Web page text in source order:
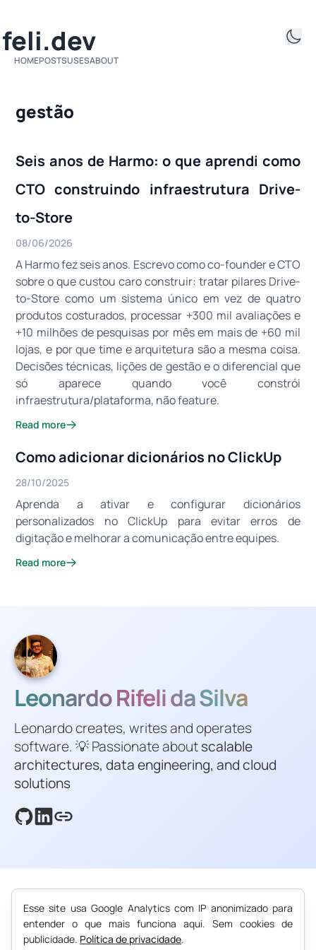
HOMEPOSTSUSESABOUT
gestão
Seis anos de Harmo: o que aprendi como
CTO construindo infraestrutura Drive-
to-Store
08/06/2026
A Harmo fez seis anos. Escrevo como co-founder e CTO
sobre o que custou caro construir: tratar pilares Drive-
to-Store como um sistema único em vez de quatro
produtos costurados, processar +300 mil avaliações e
+10 milhões de pesquisas por mês em mais de +60 mil
lojas, e por que time e arquitetura são a mesma coisa.
Decisões técnicas, lições de gestão e o diferencial que
só aparece quando você constrói
infraestrutura/plataforma, não feature.
Read more
Como adicionar dicionários no ClickUp
28/10/2025
Aprenda a ativar e configurar dicionários
personalizados no ClickUp para evitar erros de
digitação e melhorar a comunicação entre equipes.
Read more
Leonardo Rifeli da Silva
Leonardo creates, writes and operates
software. 💡 Passionate aboutscalable
architectures, data engineering, and cloud
solutions
Esse site usa Google Analytics com IP anonimizado para
entender o que mais funciona aqui. Sem cookies de
publicidade. Política de privacidade.